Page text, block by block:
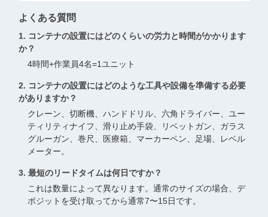
よくある質問
1. コンテナの設置にはどのくらいの労力と時間がかかります
か？
4時間+作業員4名=1ユニット
2. コンテナの設置にはどのような工具や設備を準備する必要
がありますか？
クレーン、切断機、ハンドドリル、六角ドライバー、ユー
ティリティナイフ、滑り止め手袋、リベットガン、ガラス
グルーガン、巻尺、医療箱、マーカーペン、足場、レベル
メーター。
3. 最短のリードタイムは何日ですか？
これは数量によって異なります。通常のサイズの場合、デ
ポジットを受け取ってから通常7〜15日です。